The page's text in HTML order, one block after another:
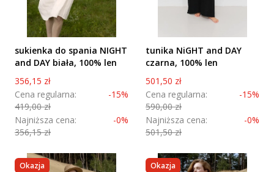
sukienka do spania NIGHT
and DAY biała, 100% len
Cena promocyjna
356,15 zł
Cena regularna:
419,00 zł
-15%
Najniższa cena:
356,15 zł
-0%
tunika NiGHT and DAY
czarna, 100% len
Cena promocyjna
501,50 zł
Cena regularna:
590,00 zł
-15%
Najniższa cena:
501,50 zł
-0%
Okazja
Okazja